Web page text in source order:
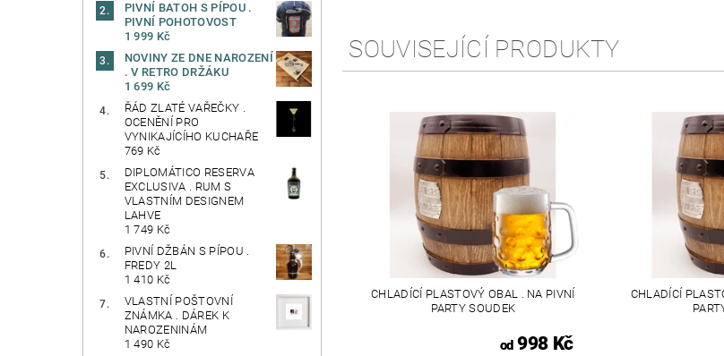
PIVNÍ BATOH S PÍPOU .
PIVNÍ POHOTOVOST
1 999 Kč
NOVINY ZE DNE NAROZENÍ
. V RETRO DRŽÁKU
1 699 Kč
ŘÁD ZLATÉ VAŘEČKY .
OCENĚNÍ PRO
VYNIKAJÍCÍHO KUCHAŘE
769 Kč
DIPLOMÁTICO RESERVA
EXCLUSIVA . RUM S
VLASTNÍM DESIGNEM
LAHVE
1 749 Kč
PIVNÍ DŽBÁN S PÍPOU .
FREDY 2L
1 410 Kč
VLASTNÍ POŠTOVNÍ
ZNÁMKA . DÁREK K
NAROZENINÁM
1 490 Kč
SOUVISEJÍCÍ PRODUKTY
CHLADÍCÍ PLASTOVÝ OBAL . NA PIVNÍ
PARTY SOUDEK
od998 Kč
CHLADÍCÍ